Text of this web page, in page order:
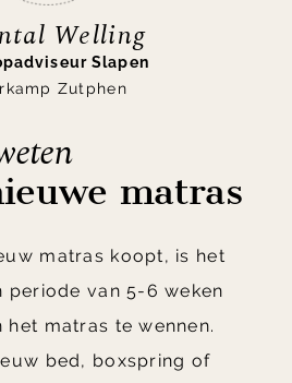
Welling
Slapen
Zutphen
matras
matras koopt, is het
periode van 5-6 weken
matras te wennen.
bed, boxspring of